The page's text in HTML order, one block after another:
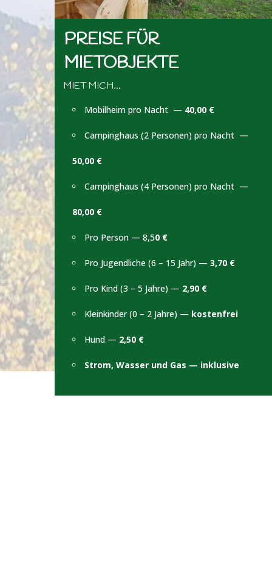
PREISE FÜR
MIETOBJEKTE
MIET MICH…
Mobilheim pro Nacht — 40,00 €
Campinghaus (2 Personen) pro Nacht —
50,00 €
Campinghaus (4 Personen) pro Nacht —
80,00 €
Pro Person — 8,50 €
Pro Jugendliche (6 – 15 Jahr) — 3,70 €
Pro Kind (3 – 5 Jahre) — 2,90 €
Kleinkinder (0 – 2 Jahre) — kostenfrei
Hund — 2,50 €
Strom, Wasser und Gas — inklusive